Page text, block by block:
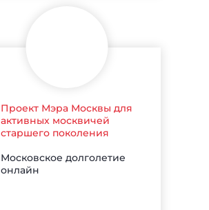
Проект Мэра Москвы для
активных москвичей
старшего поколения
Московское долголетие
онлайн